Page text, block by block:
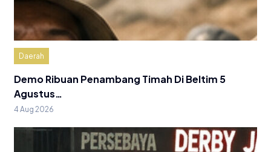
Daerah
Demo Ribuan Penambang Timah Di Beltim 5
Agustus…
4 Aug 2026